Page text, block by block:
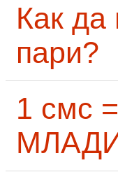
Как
пари?
1 смс